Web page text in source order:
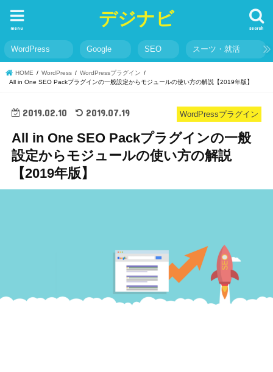
デジナビ search
menu
WordPress Google SEO スーツ・就活
HOME WordPress
WordPressプラグイン
All in One SEO Packプラグインの一般設定からモジュールの使い方の解説【2019年版】
WordPressプラグイン
2019.02.10 2019.07.19
All in One SEO Packプラグインの一般
設定からモジュールの使い方の解説
【2019年版】